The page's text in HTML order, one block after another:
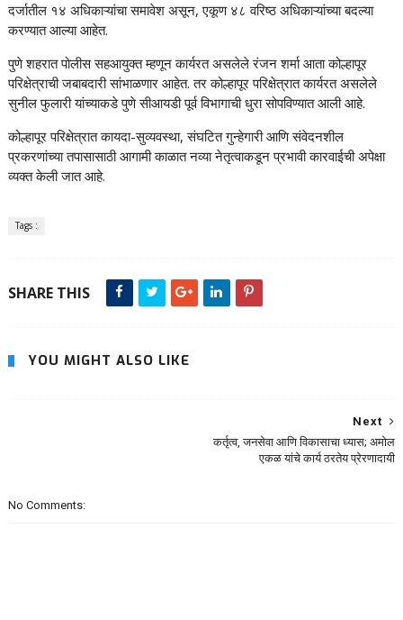
दर्जातील १४ अधिकाऱ्यांचा समावेश असून, एकूण ४८ वरिष्ठ अधिकाऱ्यांच्या बदल्या
करण्यात आल्या आहेत.
पुणे शहरात पोलीस सहआयुक्त म्हणून कार्यरत असलेले रंजन शर्मा आता कोल्हापूर
परिक्षेत्राची जबाबदारी सांभाळणार आहेत. तर कोल्हापूर परिक्षेत्रात कार्यरत असलेले
सुनील फुलारी यांच्याकडे पुणे सीआयडी पूर्व विभागाची धुरा सोपविण्यात आली आहे.
कोल्हापूर परिक्षेत्रात कायदा-सुव्यवस्था, संघटित गुन्हेगारी आणि संवेदनशील
प्रकरणांच्या तपासासाठी आगामी काळात नव्या नेतृत्वाकडून प्रभावी कारवाईची अपेक्षा
व्यक्त केली जात आहे.
Tags :
SHARE THIS
YOU MIGHT ALSO LIKE
Next
कर्तृत्व, जनसेवा आणि विकासाचा ध्यास; अमोल
एकळ यांचे कार्य ठरतेय प्रेरणादायी
No Comments: